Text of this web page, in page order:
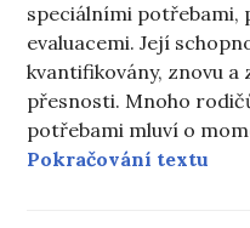
speciálními potřebami,
evaluacemi. Její
kvantifikovány, znovu
přesnosti. Mnoho
potřebami mluví o
Pokračování textu